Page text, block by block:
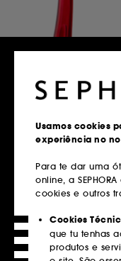
FLOWER
A reinvenção do
FLOWER numa
versão mais intensa
DESCOBRIR
Usamos cookies
experiência no
Para te dar uma
online, a
cookies e outros
Cookies
que tu tenhas
produtos e